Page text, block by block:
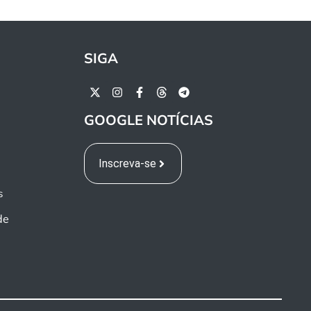
SIGA
GOOGLE NOTÍCIAS
Inscreva-se